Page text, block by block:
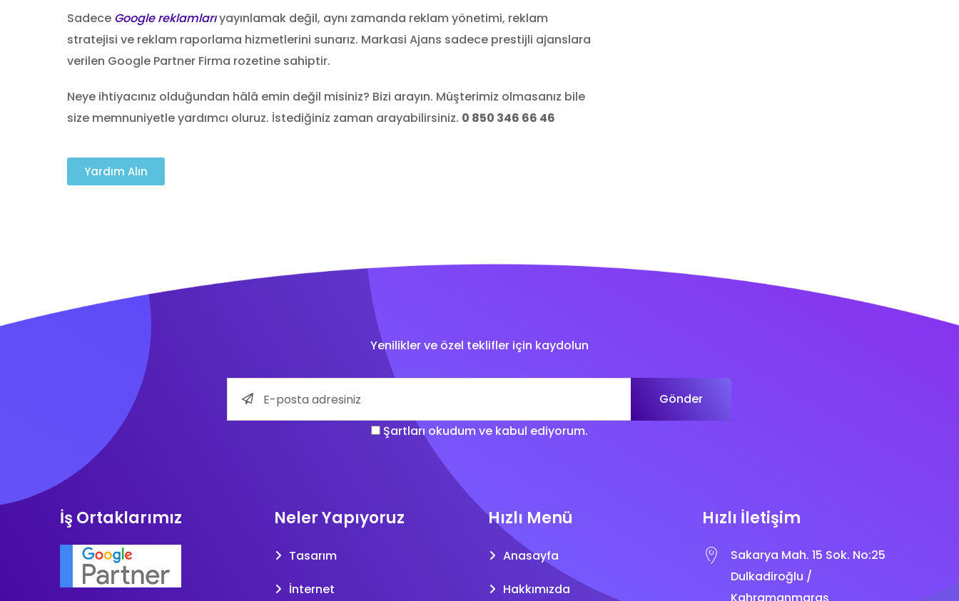
Sadece Google reklamlarıyayınlamak değil, aynı zamanda reklam yönetimi, reklam
stratejisi ve reklam raporlama hizmetlerini sunarız. Markasi Ajans sadece prestijli ajanslara
verilen Google Partner Firma rozetine sahiptir.
Neye ihtiyacınız olduğundan hâlâ emin değil misiniz? ‌‌Bizi arayın. Müşterimiz olmasanız bile
size memnuniyetle yardımcı oluruz. İstediğiniz zaman arayabilirsiniz. 0 850 346 66 46
Yardım Alın
Yenilikler ve özel teklifler için kaydolun
Gönder
Şartları okudum ve kabul ediyorum.
İş Ortaklarımız Neler Yapıyoruz
Tasarım
İnternet
Hızlı Menü
Anasayfa
Hakkımızda
Hızlı İletişim
Sakarya Mah. 15 Sok. No:25
Dulkadiroğlu /